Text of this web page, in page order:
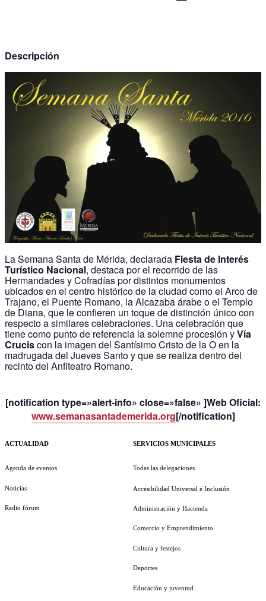
Descripción
La Semana Santa de Mérida, declarada Fiesta de Interés
Turístico Nacional, destaca por el recorrido de las
Hermandades y Cofradías por distintos monumentos
ubicados en el centro histórico de la ciudad como el Arco de
Trajano, el Puente Romano, la Alcazaba árabe o el Templo
de Diana, que le confieren un toque de distinción único con
respecto a similares celebraciones. Una celebración que
tiene como punto de referencia la solemne procesión yVía
Cruciscon la imagen del Santísimo Cristo de la O en la
madrugada del Jueves Santo y que se realiza dentro del
recinto del Anfiteatro Romano.
[notification type=»alert-info» close=»false» ]Web Oficial:
www.semanasantademerida.org[/notification]
ACTUALIDAD
Agenda de eventos
Noticias
Radio fórum
SERVICIOS MUNICIPALES
Todas las delegaciones
Accesibilidad Universal e Inclusión
Administración y Hacienda
Comercio y Emprendimiento
Cultura y festejos
Deportes
Educación y juventud